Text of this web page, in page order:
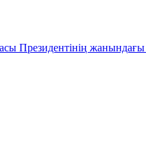
Президентінің